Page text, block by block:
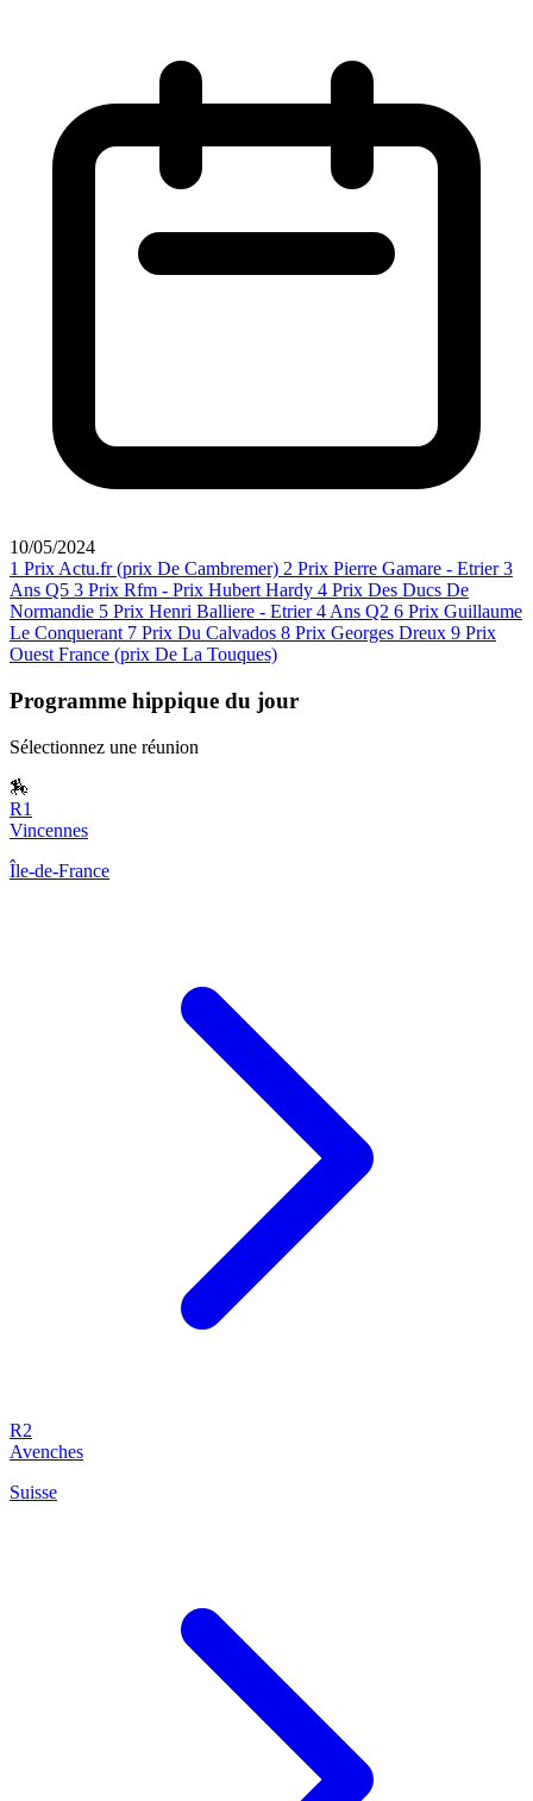
10/05/2024
1 Prix Actu.fr (prix De Cambremer) 2 Prix Pierre Gamare - Etrier 3
Ans Q5 3 Prix Rfm - Prix Hubert Hardy 4 Prix Des Ducs De
Normandie 5 Prix Henri Balliere - Etrier 4 Ans Q2 6 Prix Guillaume
Le Conquerant 7 Prix Du Calvados 8 Prix Georges Dreux 9 Prix
Ouest France (prix De La Touques)
Programme hippique du jour
Sélectionnez une réunion
🏇
R1
Vincennes
Île-de-France
R2
Avenches
Suisse